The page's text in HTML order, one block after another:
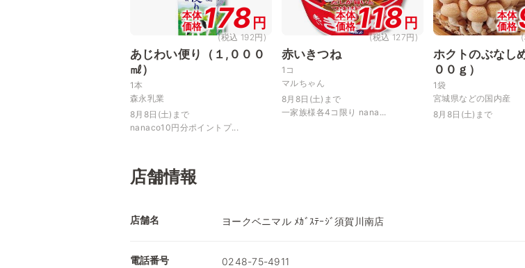
本体
価格178 円
(税込 192円)
あじわい便り（１,０００
㎖）
1本
森永乳業
8月8日(土)まで
nanaco10円分ポイントプ...
本体
価格118 円
(税込 127円)
赤いきつね
1コ
マルちゃん
8月8日(土)まで
一家族様各4コ限り nana...
本体
価格
ホクトのぶなし
００ｇ）
1袋
宮城県などの国内産
8月8日(土)まで
店舗情報
店舗名 ヨークベニマル ﾒｶﾞｽﾃｰｼﾞ須賀川南店
電話番号 0248-75-4911